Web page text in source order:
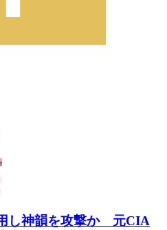
し神韻を攻撃か 元CIA